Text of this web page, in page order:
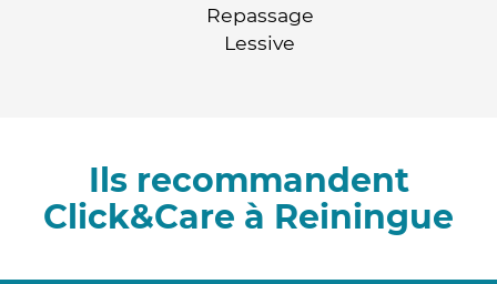
Repassage
Lessive
Ils recommandent
Click&Care à Reiningue